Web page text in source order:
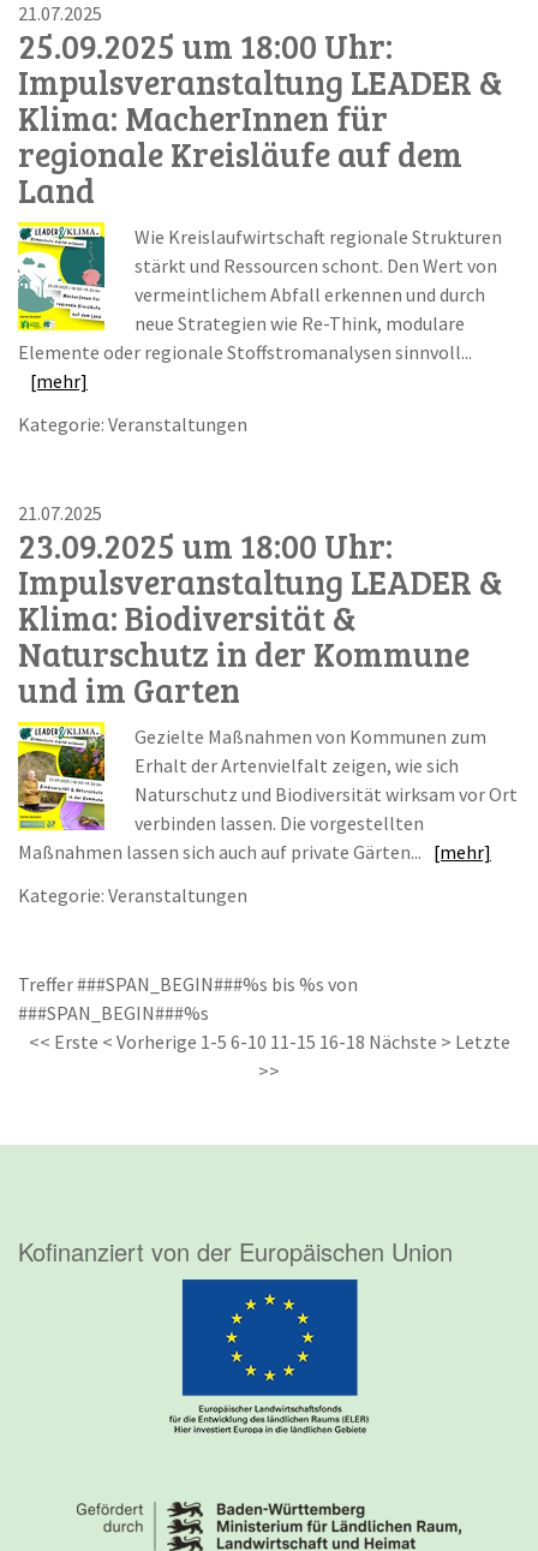
21.07.2025
25.09.2025 um 18:00 Uhr:
Impulsveranstaltung LEADER &
Klima: MacherInnen für
regionale Kreisläufe auf dem
Land
Wie Kreislaufwirtschaft regionale Strukturen
stärkt und Ressourcen schont. Den Wert von
vermeintlichem Abfall erkennen und durch
neue Strategien wie Re-Think, modulare
Elemente oder regionale Stoffstromanalysen sinnvoll...
[mehr]
Kategorie: Veranstaltungen
21.07.2025
23.09.2025 um 18:00 Uhr:
Impulsveranstaltung LEADER &
Klima: Biodiversität &
Naturschutz in der Kommune
und im Garten
Gezielte Maßnahmen von Kommunen zum
Erhalt der Artenvielfalt zeigen, wie sich
Naturschutz und Biodiversität wirksam vor Ort
verbinden lassen. Die vorgestellten
Maßnahmen lassen sich auch auf private Gärten... [mehr]
Kategorie: Veranstaltungen
Treffer ###SPAN_BEGIN###%s bis %s von
###SPAN_BEGIN###%s
<< Erste < Vorherige 1-5 6-10 11-15 16-18 Nächste > Letzte
>>
Kofinanziert von der Europäischen Union